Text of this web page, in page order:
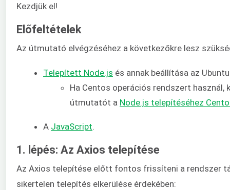
Kezdjük el!
Előfeltételek
Az útmutató elvégzéséhez a következőkre lesz
Telepített Node.js és annak beállítása az
Ha Centos operációs rendszert használ,
útmutatót a Node.js telepítéséhez
A JavaScript
1. lépés: Az Axios telepítése
Az Axios telepítése előtt fontos frissíteni a rendszer
sikertelen telepítés elkerülése érdekében: